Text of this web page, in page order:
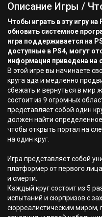
Описание Игры /
Чтобы играть в эту игру
обновить системное
игра поддерживается на
доступные в PS4, могут
информация приведена на
В этой игре вы начинаете
круга ада и медленно
сбежать и вернуться в мир
состоит из 9 огромных
представляет собой один
должен найти
чтобы открыть портал на
на один круг.
Игра представляет собой
платформер от первого
и смерти.
Каждый круг состоит из 5
испытаний и сюрпризов с
сюрреалистическим миром,